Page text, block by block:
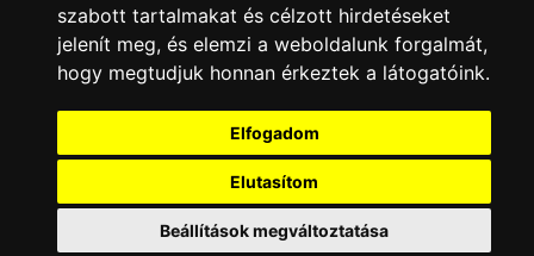
szabott tartalmakat és célzott hirdetéseket
jelenít meg, és elemzi a weboldalunk forgalmát,
hogy megtudjuk honnan érkeztek a látogatóink.
Elfogadom
Elutasítom
Beállítások megváltoztatása